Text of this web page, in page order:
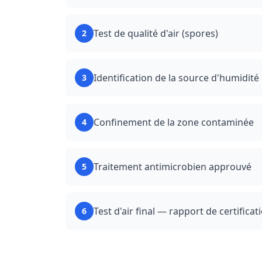
2 Test de qualité d'air (spores)
3 Identification de la source d'humidité
4 Confinement de la zone contaminée
5 Traitement antimicrobien approuvé
6 Test d'air final — rapport de